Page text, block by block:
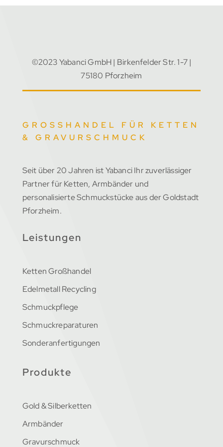
©2023 Yabanci GmbH | Birkenfelder Str. 1-7 |
75180 Pforzheim
GROSSHANDEL FÜR KETTEN &
GRAVURSCHMUCK
Seit über 20 Jahren ist Yabanci Ihr zuverlässiger
Partner für Ketten, Armbänder und
personalisierte Schmuckstücke aus der Goldstadt
Pforzheim.
Leistungen
Ketten Großhandel
Edelmetall Recycling
Schmuckpflege
Schmuckreparaturen
Sonderanfertigungen
Produkte
Gold & Silberketten
Armbänder
Gravurschmuck